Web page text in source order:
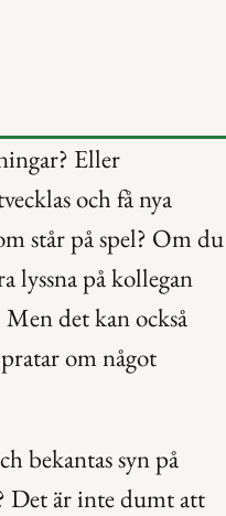
Eller
och få nya
står på spel? Om du
lyssna på kollegan
det kan också
om något
bekantas syn på
Det är inte dumt att